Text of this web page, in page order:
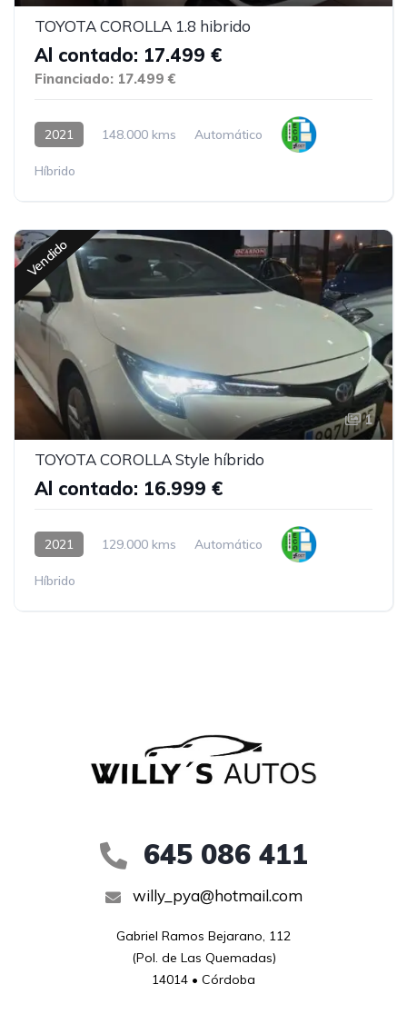
TOYOTA COROLLA 1.8 hibrido
Al contado: 17.499 €
Financiado: 17.499 €
2021 148.000 kms Automático
Híbrido
Vendido
1
TOYOTA COROLLA Style híbrido
Al contado: 16.999 €
2021 129.000 kms Automático
Híbrido
645 086 411
willy_pya@hotmail.com
Gabriel Ramos Bejarano, 112
(Pol. de Las Quemadas)
14014 • Córdoba